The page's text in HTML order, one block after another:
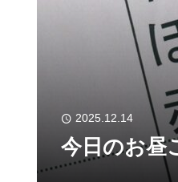
2025.12.14
今日のお昼